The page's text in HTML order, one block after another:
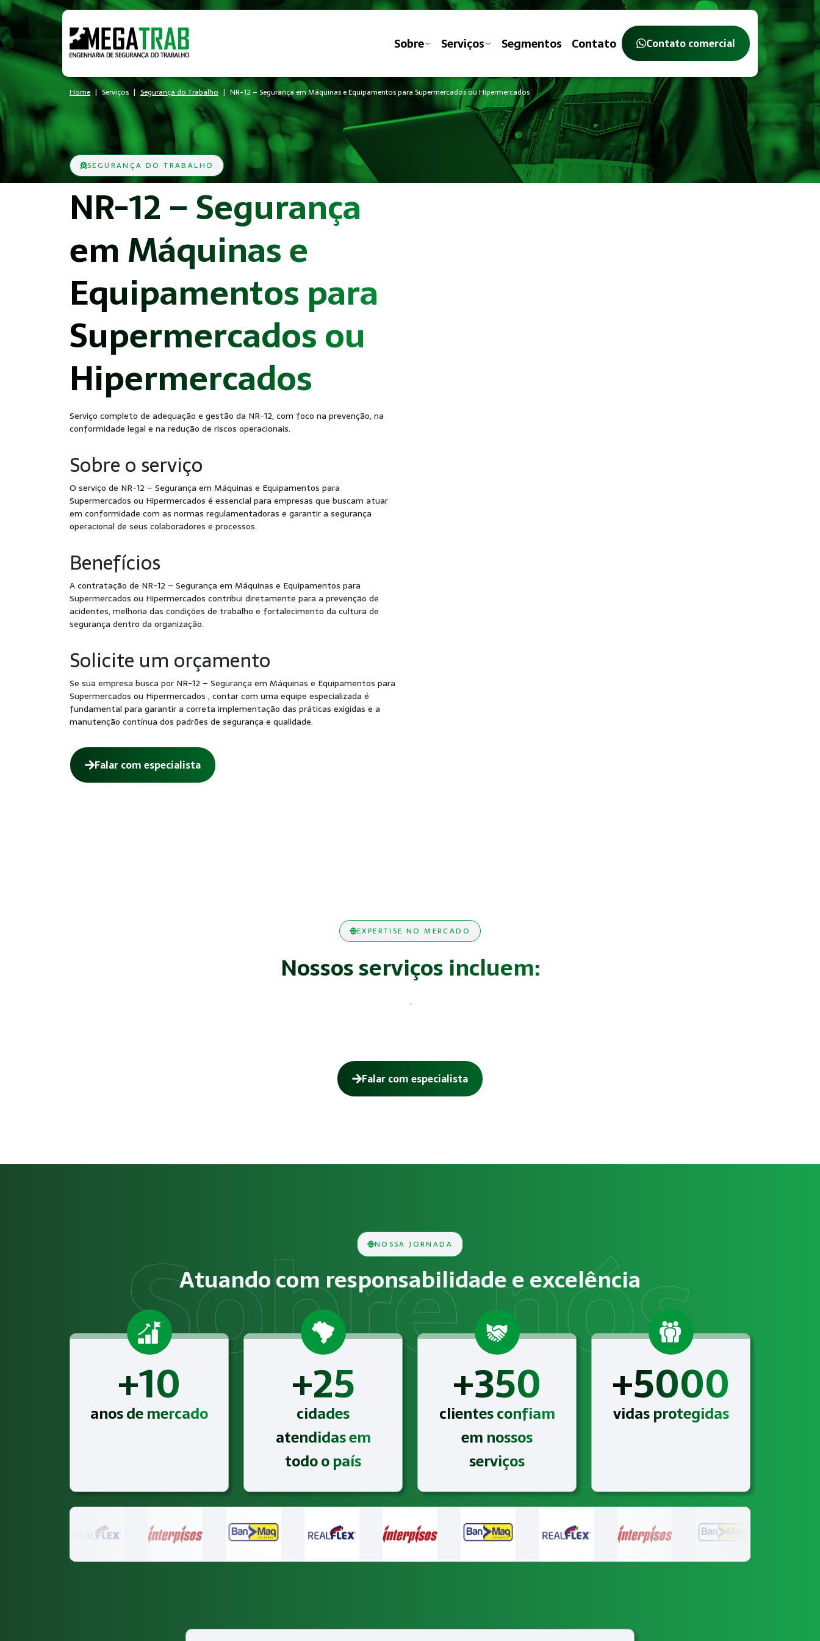
Sobre Serviços Segmentos Contato Contato comercial
Home Serviços Segurança do Trabalho NR-12 – Segurança em Máquinas e Equipamentos para Supermercados ou Hipermercados
SEGURANÇA DO TRABALHO
NR-12 – Segurança
em Máquinas e
Equipamentos para
Supermercados ou
Hipermercados
Serviço completo de adequação e gestão da NR-12, com foco na prevenção, na
conformidade legal e na redução de riscos operacionais.
Sobre o serviço
O serviço de NR-12 – Segurança em Máquinas e Equipamentos para
Supermercados ou Hipermercados é essencial para empresas que buscam atuar
em conformidade com as normas regulamentadoras e garantir a segurança
operacional de seus colaboradores e processos.
Benefícios
A contratação de NR-12 – Segurança em Máquinas e Equipamentos para
Supermercados ou Hipermercados contribui diretamente para a prevenção de
acidentes, melhoria das condições de trabalho e fortalecimento da cultura de
segurança dentro da organização.
Solicite um orçamento
Se sua empresa busca por NR-12 – Segurança em Máquinas e Equipamentos para
Supermercados ou Hipermercados , contar com uma equipe especializada é
fundamental para garantir a correta implementação das práticas exigidas e a
manutenção contínua dos padrões de segurança e qualidade.
Falar com especialista
EXPERTISE NO MERCADO
Nossos serviços incluem:
.
Falar com especialista
Como funciona NR-12 – Segurança em Máquinas e Equipamentos?
Empresas que exercem atividades com exposição a riscos físicos, químicos, biológicos, ergonômicos ou psicossociais devem atender às exigências relacionadas a NR-12 –
Atendimento especializado
A Megatrab - Engenharia de Segurança do Trabalho oferece NR-12 – Segurança em Máquinas e Equipamentos para o segmento de Supermercados ou Hipermercados com
NOSSA JORNADA
Atuando com responsabilidade e excelência
+10
anos de mercado +25
cidades
atendidas em
todo o país
+350
clientes confiam
em nossos
serviços
+5000
vidas protegidas